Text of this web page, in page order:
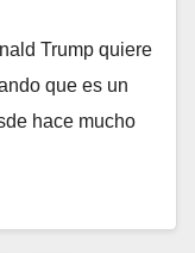
Trump quiere
que es un
hace mucho